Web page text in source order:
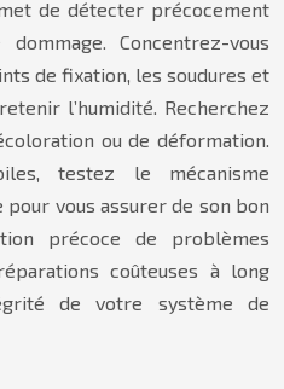
de détecter précocement
Concentrez-vous
de fixation, les soudures et
l’humidité. Recherchez
ou de déformation.
testez le mécanisme
vous assurer de son bon
précoce de problèmes
coûteuses à long
de votre système de